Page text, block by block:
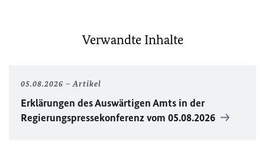
Verwandte Inhalte
05.08.2026 Artikel
Erklärungen des Auswärtigen Amts in der
Regierungspressekonferenz vom 05.08.2026